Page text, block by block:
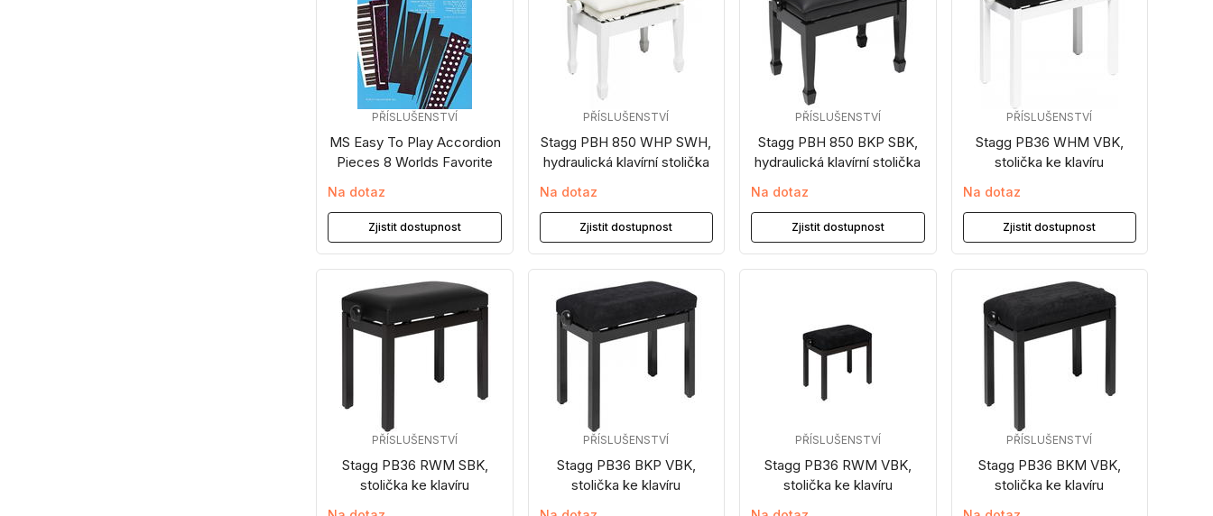
MS Easy To Play Accordion
Pieces 8 Worlds Favorite
PŘÍSLUŠENSTVÍ
Na dotaz
Zjistit dostupnost
Stagg PBH 850 WHP SWH,
hydraulická klavírní stolička
PŘÍSLUŠENSTVÍ
Na dotaz
Zjistit dostupnost
Stagg PBH 850 BKP SBK,
hydraulická klavírní stolička
PŘÍSLUŠENSTVÍ
Na dotaz
Zjistit dostupnost
Stagg PB36 WHM VBK,
stolička ke klavíru
PŘÍSLUŠENSTVÍ
Na dotaz
Zjistit dostupnost
Stagg PB36 RWM SBK,
stolička ke klavíru
PŘÍSLUŠENSTVÍ
Stagg PB36 BKP VBK,
stolička ke klavíru
PŘÍSLUŠENSTVÍ
Stagg PB36 RWM VBK,
stolička ke klavíru
PŘÍSLUŠENSTVÍ
Stagg PB36 BKM VBK,
stolička ke klavíru
PŘÍSLUŠENSTVÍ